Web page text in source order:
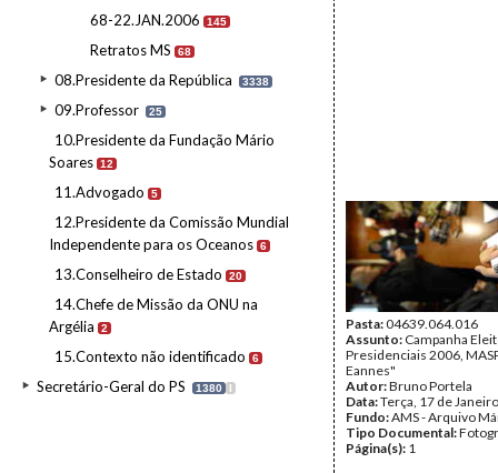
68-22.JAN.2006 145
Retratos MS 68
08.Presidente da República 3338
09.Professor 25
10.Presidente da Fundação Mário
Soares 12
11.Advogado 5
12.Presidente da Comissão Mundial
Independente para os Oceanos 6
13.Conselheiro de Estado 20
14.Chefe de Missão da ONU na
Argélia
2
15.Contexto não identificado 6
Secretário-Geral do PS 1380 I
Pasta:04639.064.016
Assunto: Campanha
Presidenciais 2006,
Eannes"
Autor:Bruno Portela
Data:Terça, 17 de
Fundo:AMS - Arquivo
Tipo Documental:
Página(s): 1